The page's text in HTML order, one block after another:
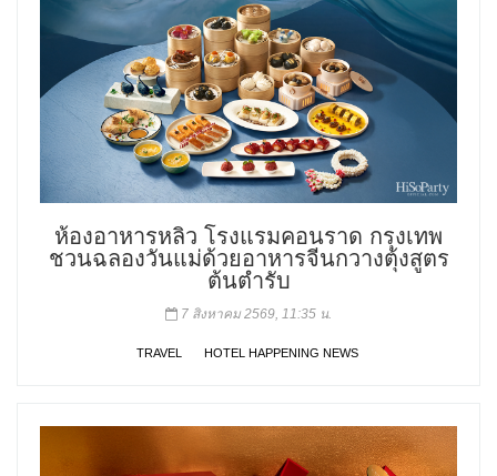
ห้องอาหารหลิว โรงแรมคอนราด กรุงเทพ
ชวนฉลองวันแม่ด้วยอาหารจีนกวางตุ้งสูตร
ต้นตำรับ
7 สิงหาคม 2569, 11:35 น.
TRAVEL HOTEL HAPPENING NEWS